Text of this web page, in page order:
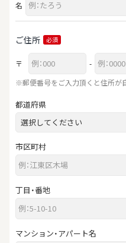
名
ご住所 必須
〒
-
※郵便番号をご入力頂くと住所が
都道府県
市区町村
丁目・番地
マンション・アパート名